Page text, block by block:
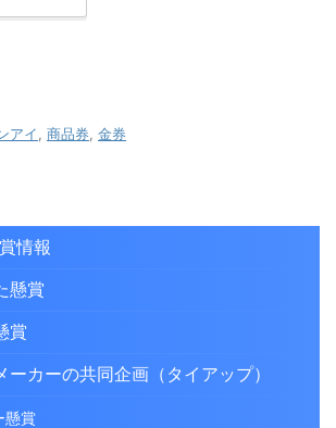
アイ 商品券 金券
情報
懸賞
賞
ーカーの共同企画（タイアップ）
懸賞